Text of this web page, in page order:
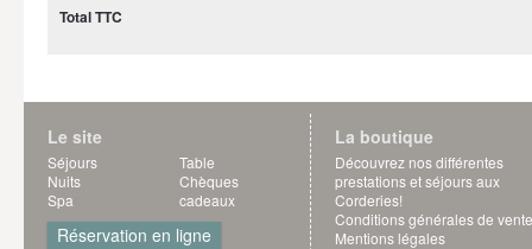
Total TTC
Le site
Séjours
Nuits
Spa
Table
Chèques
cadeaux
Réservation en ligne
La boutique
Découvrez nos différentes
prestations et séjours aux
Corderies!
Conditions générales de vente
Mentions légales